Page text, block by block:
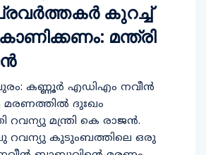
കുറച്ച്
മന്ത്രി
കണ്ണൂര്‍ എഡിഎം നവീന്‍
മരണത്തില്‍ ദുഃഖം
റവന്യു മന്ത്രി കെ രാജന്‍.
റവന്യു കുടുംബത്തിലെ ഒരു